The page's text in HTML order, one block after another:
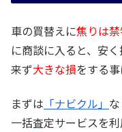
車の買替えに焦りは
に商談に入ると、安
来ず大きな損をする
まずは 「ナビクル」
一括査定サービスを